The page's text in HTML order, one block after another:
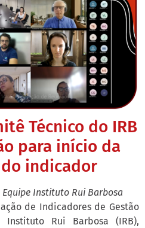
Técnico do IRB
para início da
indicador
Equipe Instituto Rui Barbosa
de Indicadores de Gestão
Instituto Rui Barbosa (IRB),